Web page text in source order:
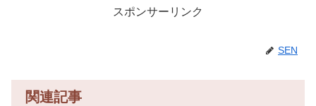
スポンサーリンク
SEN
関連記事